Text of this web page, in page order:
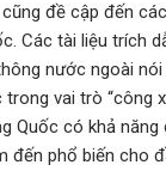
đề cập đến
Các tài liệu trích
nước ngoài
trong vai trò “công
Quốc có khả
đến phổ biến cho